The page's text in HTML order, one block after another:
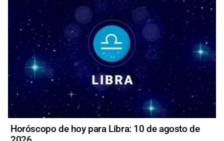
Horóscopo de hoy para Libra: 10 de agosto de